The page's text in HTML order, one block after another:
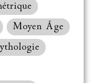
Moyen Âge